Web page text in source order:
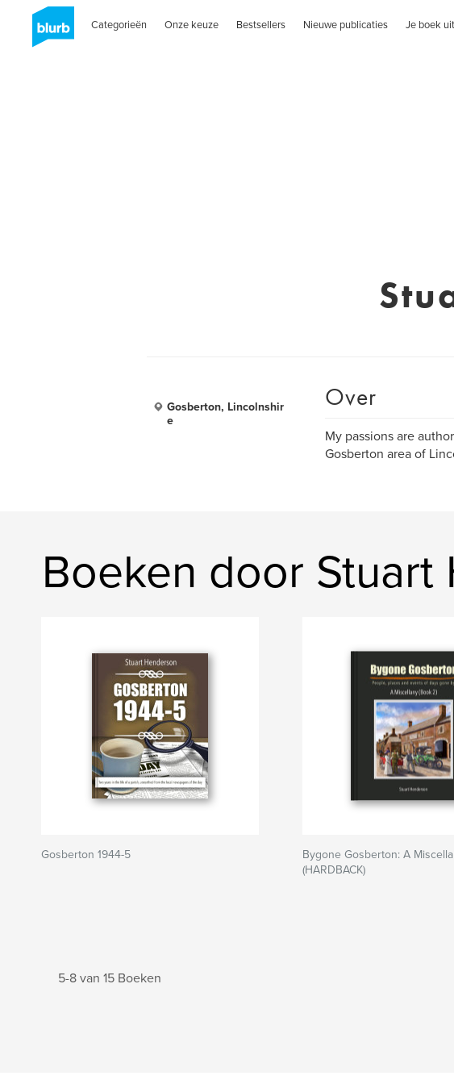
Categorieën Onze keuze Bestsellers Nieuwe publicaties Je boek
Gosberton, Lincolnshir
e
Over
My passions are
Gosberton area of
Boeken door Stuart
Gosberton 1944-5
Bygone Gosberton: A
(HARDBACK)
5-8 van 15 Boeken